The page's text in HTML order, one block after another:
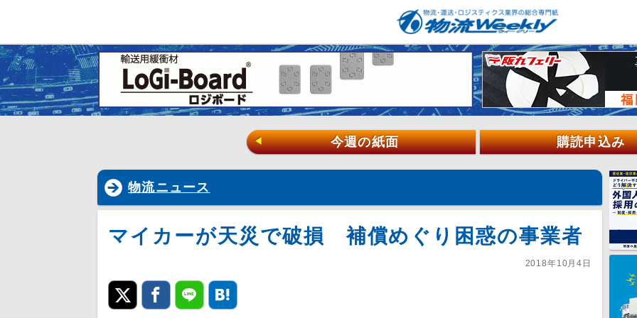
◀ 今週の紙面 購読申込み
物流ニュース
マイカーが天災で破損 補償めぐり困惑の事業者
2018年10月4日